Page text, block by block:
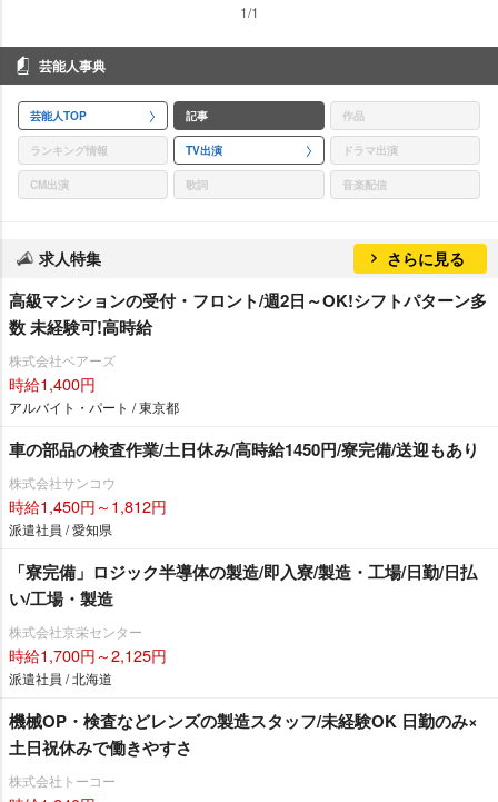
1/1
芸能人事典
芸能人TOP 記事 作品
ランキング情報 TV出演 ドラマ出演
CM出演 歌詞 音楽配信
求人特集 さらに見る
高級マンションの受付・フロント/週2日～OK!シフトパターン多
数 未経験可!高時給
株式会社ベアーズ
時給1,400円
アルバイト・パート / 東京都
車の部品の検査作業/土日休み/高時給1450円/寮完備/送迎もあり
株式会社サンコウ
時給1,450円～1,812円
派遣社員 / 愛知県
「寮完備」ロジック半導体の製造/即入寮/製造・工場/日勤/日払
い/工場・製造
株式会社京栄センター
時給1,700円～2,125円
派遣社員 / 北海道
機械OP・検査などレンズの製造スタッフ/未経験OK 日勤のみ×
土日祝休みで働きやすさ
株式会社トーコー